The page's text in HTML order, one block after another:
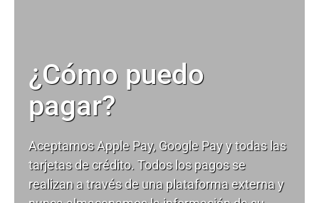
¿Cómo puedo
pagar?
Aceptamos Apple Pay, Google Pay y todas las
tarjetas de crédito. Todos los pagos se
realizan a través de una plataforma externa y